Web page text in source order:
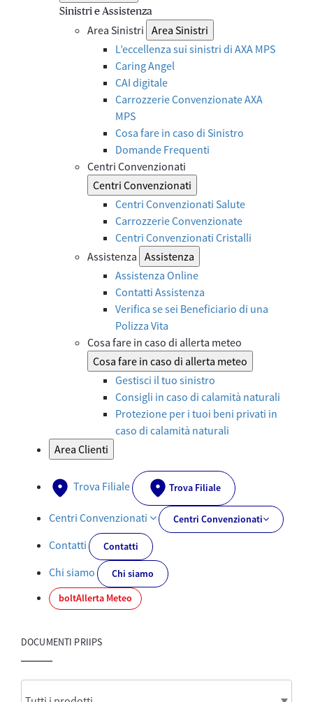
Sinistri e Assistenza
Area Sinistri Area Sinistri
L’eccellenza sui sinistri di AXA MPS
Caring Angel
CAI digitale
Carrozzerie Convenzionate AXA
MPS
Cosa fare in caso di Sinistro
Domande Frequenti
Centri Convenzionati
Centri Convenzionati
Centri Convenzionati Salute
Carrozzerie Convenzionate
Centri Convenzionati Cristalli
Assistenza Assistenza
Assistenza Online
Contatti Assistenza
Verifica se sei Beneficiario di una
Polizza Vita
Cosa fare in caso di allerta meteo
Cosa fare in caso di allerta meteo
Gestisci il tuo sinistro
Consigli in caso di calamità naturali
Protezione per i tuoi beni privati in
caso di calamità naturali
Area Clienti
Trova Filiale Trova Filiale
Centri Convenzionati Centri Convenzionati
Contatti Contatti
Chi siamo
Chi siamo
boltAllerta Meteo
DOCUMENTI PRIIPS